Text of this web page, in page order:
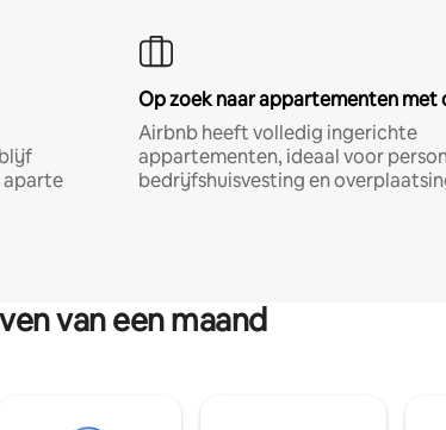
aparte
Op zoek naar appartementen met
Airbnb heeft volledig ingerichte
appartementen, ideaal voor
bedrijfshuisvesting en
van een maand